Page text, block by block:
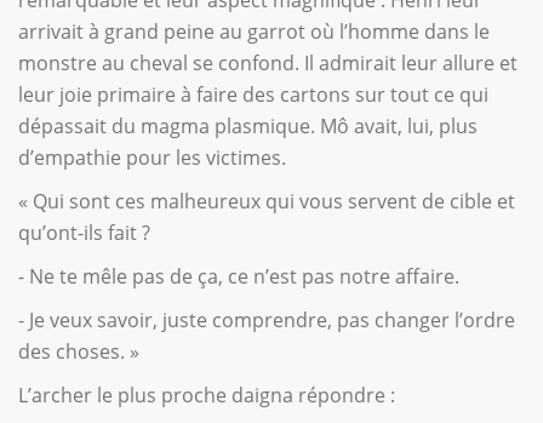
arrivait à grand peine au garrot où l’homme dans le
monstre au cheval se confond. Il admirait leur allure et
leur joie primaire à faire des cartons sur tout ce qui
dépassait du magma plasmique. Mô avait, lui, plus
d’empathie pour les victimes.
« Qui sont ces malheureux qui vous servent de cible et
qu’ont-ils fait ?
- Ne te mêle pas de ça, ce n’est pas notre affaire.
- Je veux savoir, juste comprendre, pas changer l’ordre
des choses. »
L’archer le plus proche daigna répondre :